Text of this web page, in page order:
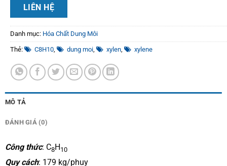
LIÊN HỆ
Danh mục: Hóa Chất Dung Môi
Thẻ: C8H10, dung moi, xylen, xylene
MÔ TẢ
ĐÁNH GIÁ (0)
Công thức: C8H10
Quy cách: 179 kg/phuy